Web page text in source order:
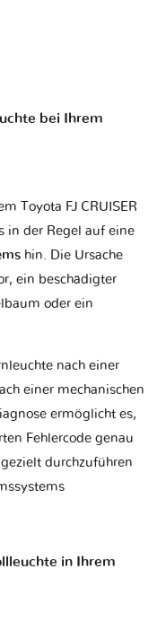
bei Ihrem
Toyota FJ CRUISER
in der Regel auf eine
hin. Die Ursache
ein beschädigter
oder ein
nach einer
einer mechanischen
ermöglicht es,
Fehlercode genau
durchzuführen
in Ihrem